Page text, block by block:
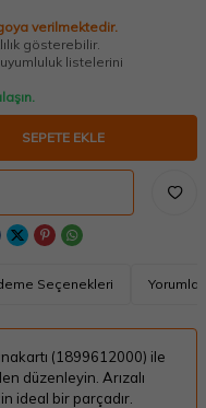
verilmektedir.
gösterebilir.
listelerini
SEPETE EKLE
Seçenekleri Yorumlar
(1899612000) ile
düzenleyin. Arızalı
ideal bir parçadır.